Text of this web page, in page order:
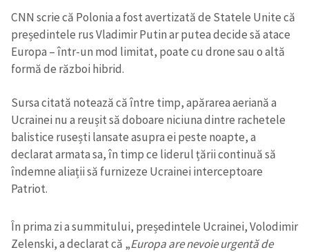
CNN scrie că Polonia a fost avertizată de Statele Unite că
președintele rus Vladimir Putin ar putea decide să atace
Europa – într-un mod limitat, poate cu drone sau o altă
formă de război hibrid.
Sursa citată notează că între timp, apărarea aeriană a
Ucrainei nu a reușit să doboare niciuna dintre rachetele
balistice rusești lansate asupra ei peste noapte, a
declarat armata sa, în timp ce liderul țării continuă să
îndemne aliații să furnizeze Ucrainei interceptoare
Patriot.
În prima zi a summitului, președintele Ucrainei, Volodimir
Zelenski, a declarat că „Europa are nevoie urgentă de